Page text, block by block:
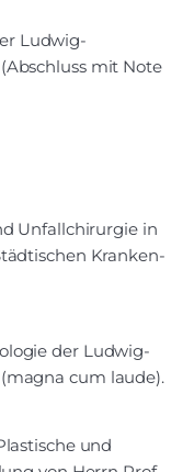
Ludwig­
mit Note
Unfall­chirurgie in
Kranken­
der Ludwig­-
cum laude).
und